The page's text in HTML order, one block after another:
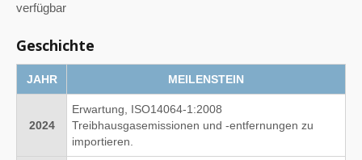
verfügbar
Geschichte
JAHR MEILENSTEIN
2024
Erwartung, ISO14064-1:2008
Treibhausgasemissionen und -entfernungen zu
importieren.